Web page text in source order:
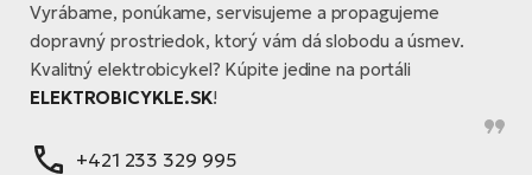
Vyrábame, ponúkame, servisujeme a propagujeme
dopravný prostriedok, ktorý vám dá slobodu a úsmev.
Kvalitný elektrobicykel? Kúpite jedine na portáli
ELEKTROBICYKLE.SK!
+421 233 329 995